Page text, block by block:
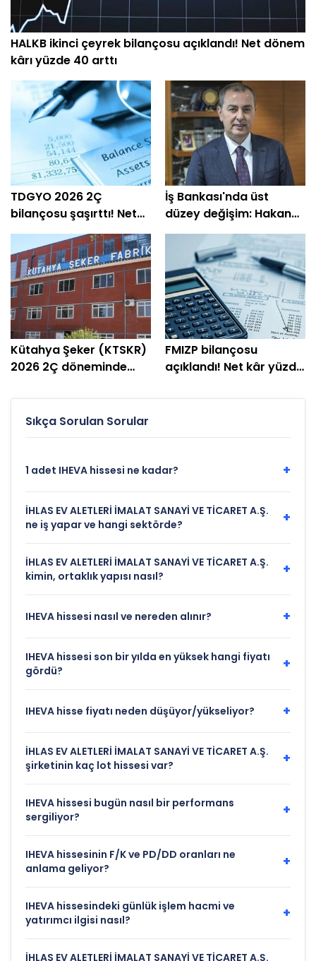
HALKB ikinci çeyrek bilançosu açıklandı! Net dönem
kârı yüzde 40 arttı
TDGYO 2026 2Ç
bilançosu şaşırttı! Net
kâr yüzde 105 bin arttı
İş Bankası'nda üst
düzey değişim: Hakan
Aran görevini
devrediyor
Kütahya Şeker (KTSKR)
2026 2Ç döneminde
FMIZP bilançosu
açıklandı! Net kâr yüzde
Sıkça Sorulan Sorular
1 adet IHEVA hissesi ne kadar? +
İHLAS EV ALETLERİ İMALAT SANAYİ VE TİCARET A.Ş.
ne iş yapar ve hangi sektörde?
+
İHLAS EV ALETLERİ İMALAT SANAYİ VE TİCARET A.Ş.
kimin, ortaklık yapısı nasıl?
+
IHEVA hissesi nasıl ve nereden alınır? +
IHEVA hissesi son bir yılda en yüksek hangi fiyatı
gördü?
+
IHEVA hisse fiyatı neden düşüyor/yükseliyor? +
İHLAS EV ALETLERİ İMALAT SANAYİ VE TİCARET A.Ş.
şirketinin kaç lot hissesi var?
+
IHEVA hissesi bugün nasıl bir performans
sergiliyor?
+
IHEVA hissesinin F/K ve PD/DD oranları ne
anlama geliyor?
+
IHEVA hissesindeki günlük işlem hacmi ve
yatırımcı ilgisi nasıl?
+
İHLAS EV ALETLERİ İMALAT SANAYİ VE TİCARET A.Ş.